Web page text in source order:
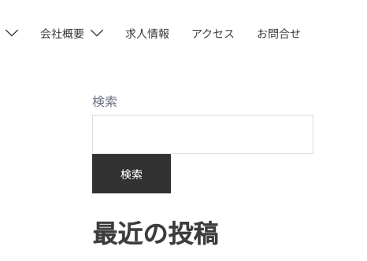
会社概要 求人情報 アクセス お問合せ
検索
検索
最近の投稿